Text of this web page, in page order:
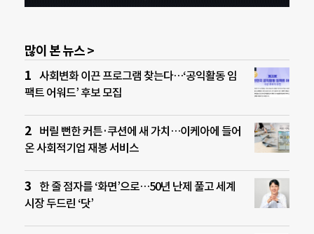
많이 본 뉴스 >
사회변화 이끈 프로그램 찾는다…‘공익활동 임
팩트 어워드’ 후보 모집
버릴 뻔한 커튼·쿠션에 새 가치…이케아에 들어
온 사회적기업 재봉 서비스
한 줄 점자를 ‘화면’으로…50년 난제 풀고 세계
시장 두드린 ‘닷’